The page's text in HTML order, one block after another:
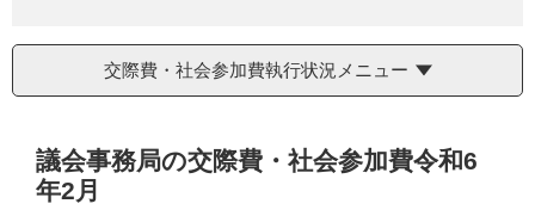
交際費・社会参加費執行状況メニュー
議会事務局の交際費・社会参加費令和6
年2月